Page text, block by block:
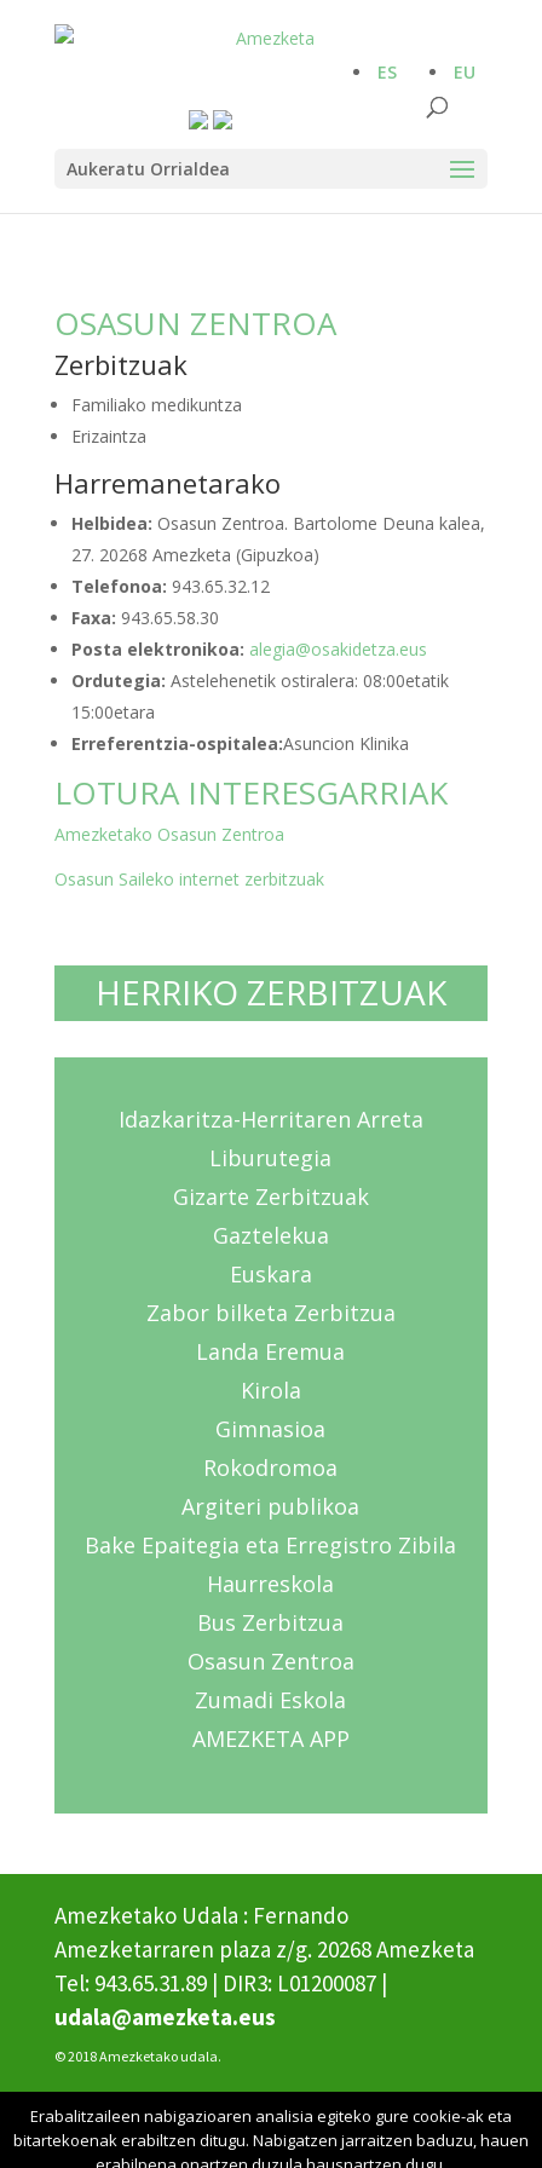
Aukeratu Orrialdea
ES EU
OSASUN ZENTROA
Zerbitzuak
Familiako medikuntza
Erizaintza
Harremanetarako
Helbidea: Osasun Zentroa. Bartolome Deuna kalea,
27. 20268 Amezketa (Gipuzkoa)
Telefonoa: 943.65.32.12
Faxa: 943.65.58.30
Posta elektronikoa: alegia@osakidetza.eus
Ordutegia: Astelehenetik ostiralera: 08:00etatik
15:00etara
Erreferentzia-ospitalea:Asuncion Klinika
LOTURA INTERESGARRIAK
Amezketako Osasun Zentroa
Osasun Saileko internet zerbitzuak
HERRIKO ZERBITZUAK
Idazkaritza-Herritaren Arreta
Liburutegia
Gizarte Zerbitzuak
Gaztelekua
Euskara
Zabor bilketa Zerbitzua
Landa Eremua
Kirola
Gimnasioa
Rokodromoa
Argiteri publikoa
Bake Epaitegia eta Erregistro Zibila
Haurreskola
Bus Zerbitzua
Osasun Zentroa
Zumadi Eskola
AMEZKETA APP
Amezketako Udala : Fernando
Amezketarraren plaza z/g. 20268 Amezketa
Tel: 943.65.31.89 | DIR3: L01200087 |
udala@amezketa.eus
© 2018 Amezketako udala.
Erabilerraztasuna
Erabalitzaileen nabigazioaren analisia egiteko gure cookie-ak eta
bitartekoenak erabiltzen ditugu. Nabigatzen jarraitzen baduzu, hauen